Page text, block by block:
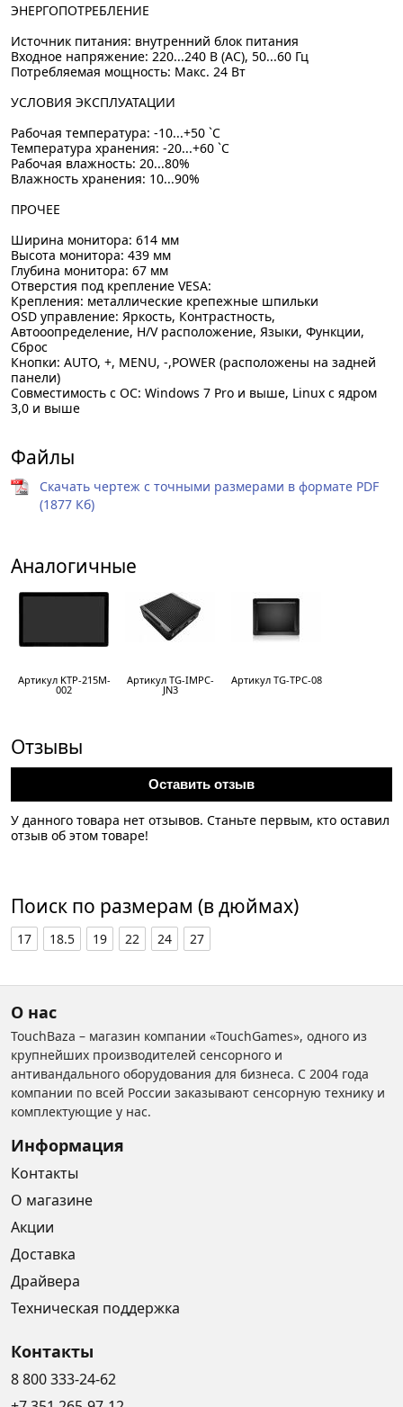
ЭНЕРГОПОТРЕБЛЕНИЕ
Источник питания: внутренний блок питания
Входное напряжение: 220...240 В (AC), 50...60 Гц
Потребляемая мощность: Макс. 24 Вт
УСЛОВИЯ ЭКСПЛУАТАЦИИ
Рабочая температура: -10...+50 `C
Температура хранения: -20...+60 `C
Рабочая влажность: 20...80%
Влажность хранения: 10...90%
ПРОЧЕЕ
Ширина монитора: 614 мм
Высота монитора: 439 мм
Глубина монитора: 67 мм
Отверстия под крепление VESA:
Крепления: металлические крепежные шпильки
OSD управление: Яркость, Контрастность,
Автооопределение, H/V расположение, Языки, Функции,
Сброс
Кнопки: AUTO, +, MENU, -,POWER (расположены на задней
панели)
Совместимость с ОС: Windows 7 Pro и выше, Linux с ядром
3,0 и выше
Файлы
Скачать чертеж с точными размерами в формате PDF
(1877 Кб)
Аналогичные
Артикул KTP-215M-
002
Артикул TG-IMPC-
JN3
Артикул TG-TPC-08
Отзывы
Оставить отзыв
У данного товара нет отзывов. Станьте первым, кто оставил
отзыв об этом товаре!
Поиск по размерам (в дюймах)
17 18.5 19 22 24 27
О нас
TouchBaza – магазин компании «TouchGames», одного из
крупнейших производителей сенсорного и
антивандального оборудования для бизнеса. С 2004 года
компании по всей России заказывают сенсорную технику и
комплектующие у нас.
Информация
Контакты
О магазине
Акции
Доставка
Драйвера
Техническая поддержка
Контакты
8 800 333-24-62